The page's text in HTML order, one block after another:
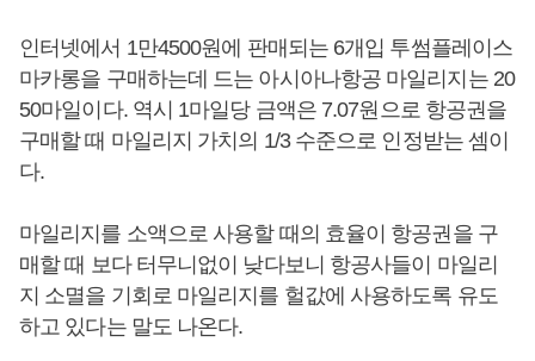
인터넷에서 1만4500원에 판매되는 6개입 투썸플레이스
마카롱을 구매하는데 드는 아시아나항공 마일리지는 20
50마일이다. 역시 1마일당 금액은 7.07원으로 항공권을
구매할 때 마일리지 가치의 1/3 수준으로 인정받는 셈이
다.
마일리지를 소액으로 사용할 때의 효율이 항공권을 구
매할 때 보다 터무니없이 낮다보니 항공사들이 마일리
지 소멸을 기회로 마일리지를 헐값에 사용하도록 유도
하고 있다는 말도 나온다.